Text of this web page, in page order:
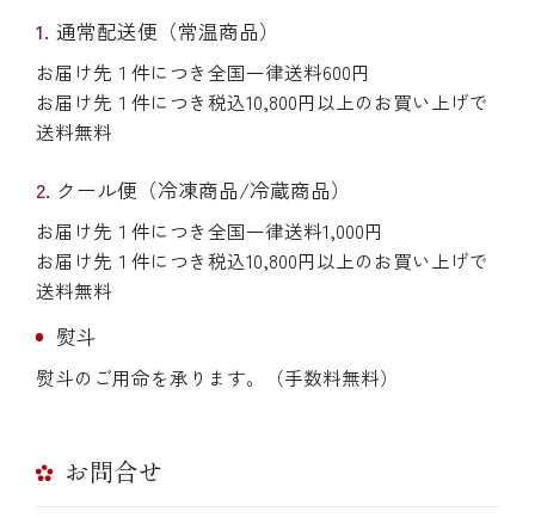
通常配送便（常温商品）
お届け先１件につき全国一律送料600円
お届け先１件につき税込10,800円以上のお買い上げで
送料無料
クール便（冷凍商品/冷蔵商品）
お届け先１件につき全国一律送料1,000円
お届け先１件につき税込10,800円以上のお買い上げで
送料無料
熨斗
熨斗のご用命を承ります。（手数料無料）
お問合せ